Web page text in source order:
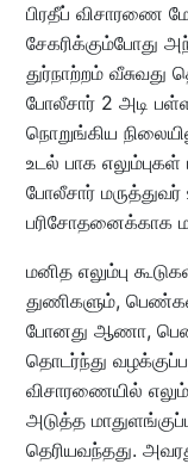
பிரதீப் விசாரணை
சேகரிக்கும்போது
துர்நாற்றம் வீசுவது
போலீசார் 2 அடி
நொறுங்கிய
உடல் பாக
போலீசார் மருத்துவர்
பரிசோதனைக்காக
மனித எலும்பு
துணிகளும்,
போனது ஆணா,
தொடர்ந்து
விசாரணையில்
அடுத்த
தெரியவந்தது.